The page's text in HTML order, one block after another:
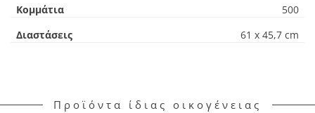
Κομμάτια
500
Διαστάσεις
61 x 45,7 cm
Προϊόντα ίδιας οικογένειας